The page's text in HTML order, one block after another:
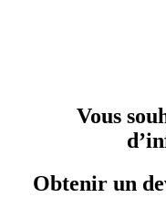
Vous
Obtenir un